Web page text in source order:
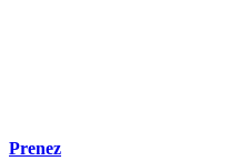
Prenez